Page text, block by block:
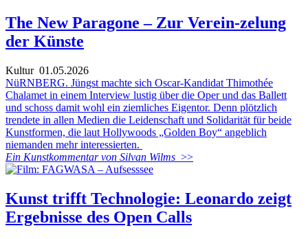
The New Paragone – Zur Verein-zelung
der Künste
Kultur01.05.2026
NüRNBERG. Jüngst machte sich Oscar-Kandidat Thimothée
Chalamet in einem Interview lustig über die Oper und das Ballett
und schoss damit wohl ein ziemliches Eigentor. Denn plötzlich
trendete in allen Medien die Leidenschaft und Solidarität für beide
Kunstformen, die laut Hollywoods „Golden Boy“ angeblich
niemanden mehr interessierten.
Ein Kunstkommentar von Silvan Wilms >>
Kunst trifft Technologie: Leonardo zeigt
Ergebnisse des Open Calls